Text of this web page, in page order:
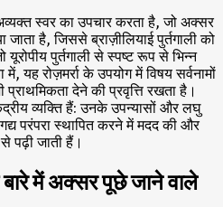
स्वर का उपचार करता है, जो अक्सर
है, जिससे ब्राज़ीलियाई पुर्तगाली को
पुर्तगाली से स्पष्ट रूप से भिन्न
में, यह रोज़मर्रा के उपयोग में विषय सर्वनामों
देने की प्रवृत्ति रखता है।
व्यक्ति हैं: उनके उपन्यासों और लघु
परंपरा स्थापित करने में मदद की और
पढ़ी जाती हैं।
बारे में अक्सर पूछे जाने वाले